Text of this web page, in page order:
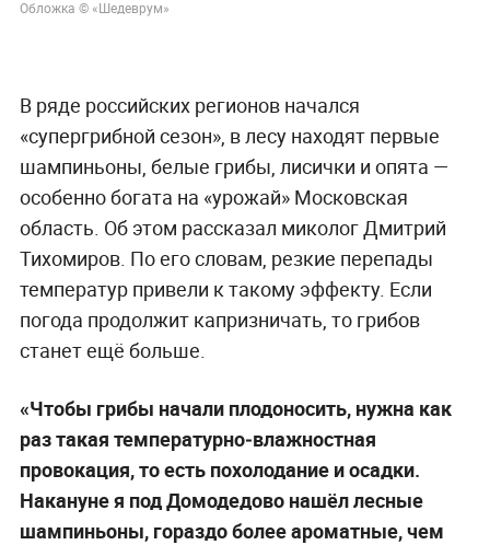
Обложка © «Шедеврум»
В ряде российских регионов начался
«супергрибной сезон», в лесу находят первые
шампиньоны, белые грибы, лисички и опята —
особенно богата на «урожай» Московская
область. Об этом рассказал миколог Дмитрий
Тихомиров. По его словам, резкие перепады
температур привели к такому эффекту. Если
погода продолжит капризничать, то грибов
станет ещё больше.
«Чтобы грибы начали плодоносить, нужна как
раз такая температурно‑влажностная
провокация, то есть похолодание и осадки.
Накануне я под Домодедово нашёл лесные
шампиньоны, гораздо более ароматные, чем